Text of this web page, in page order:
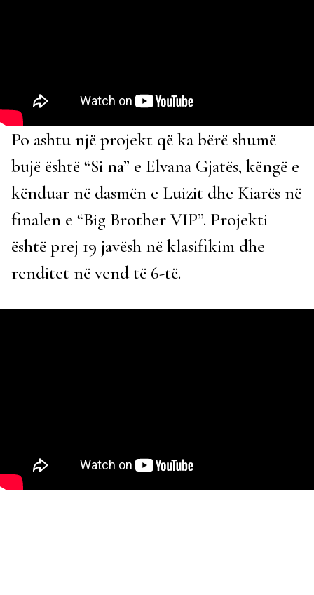
Po ashtu një projekt që ka bërë shumë
bujë është “Si na” e Elvana Gjatës, këngë e
kënduar në dasmën e Luizit dhe Kiarës në
finalen e “Big Brother VIP”. Projekti
është prej 19 javësh në klasifikim dhe
renditet në vend të 6-të.